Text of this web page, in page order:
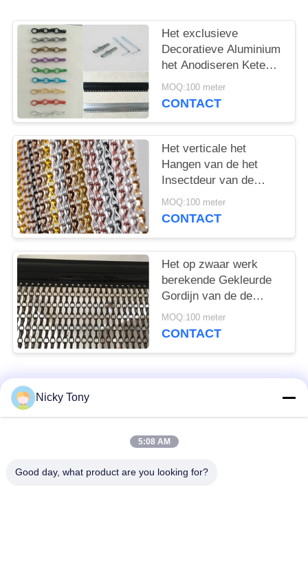
Het exclusieve
Decoratieve Aluminium
het Anodiseren Keten
Scherm 24 X12 x 8mm
van de Deurvlieg
MOQ:100 meter
CONTACT
Het verticale het
Hangen van de het
Insectdeur van de
Aluminiumketting het
Gordijn van het de
Anodiseren
MOQ:100 meter
CONTACT
Het op zwaar werk
berekende Gekleurde
Gordijn van de de
Kettingsverbinding van
de Aluminiumhaak,
MOQ:100 meter
CONTACT
populaire categorieën
Het Netwerk van de
Nicky Tony
5:08 AM
Good day, what product are you looking for?